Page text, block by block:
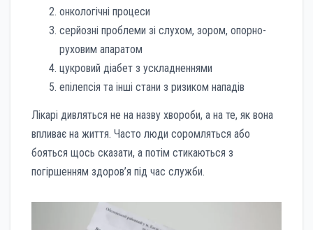
онкологічні процеси
серйозні проблеми зі слухом, зором, опорно-
руховим апаратом
цукровий діабет з ускладненнями
епілепсія та інші стани з ризиком нападів
Лікарі дивляться не на назву хвороби, а на те, як вона
впливає на життя. Часто люди соромляться або
бояться щось сказати, а потім стикаються з
погіршенням здоров’я під час служби.